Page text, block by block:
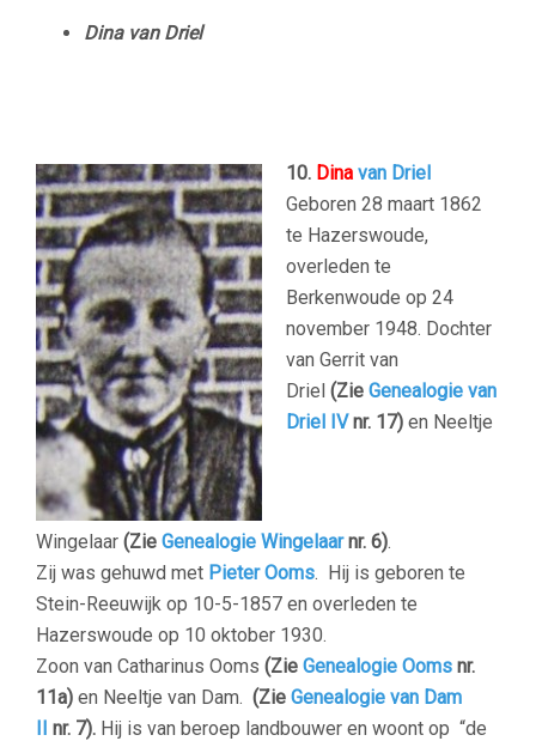
Dina van Driel
10. Dina van Driel
Geboren 28 maart 1862
te Hazerswoude,
overleden te
Berkenwoude op 24
november 1948. Dochter
van Gerrit van
Driel (Zie Genealogie van
Driel IVnr. 17) en Neeltje
Wingelaar (Zie Genealogie Wingelaarnr. 6).
Zij was gehuwd met Pieter Ooms. Hij is geboren te
Stein-Reeuwijk op 10-5-1857 en overleden te
Hazerswoude op 10 oktober 1930.
Zoon van Catharinus Ooms (Zie Genealogie Ooms nr.
11a) en Neeltje van Dam. (Zie Genealogie van Dam
II nr. 7). Hij is van beroep landbouwer en woont op “de